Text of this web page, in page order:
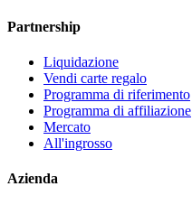
Partnership
Liquidazione
Vendi carte regalo
Programma di riferimento
Programma di affiliazione
Mercato
All'ingrosso
Azienda